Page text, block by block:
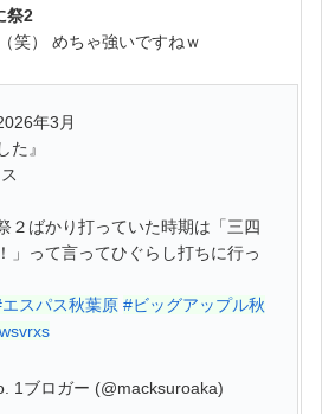
祭2
笑） めちゃ強いですねｗ
年3月
た』
２ばかり打っていた時期は「三四
」って言ってひぐらし打ちに行っ
スパス秋葉原 #ビッグアップル秋
1ブロガー (@macksuroaka)